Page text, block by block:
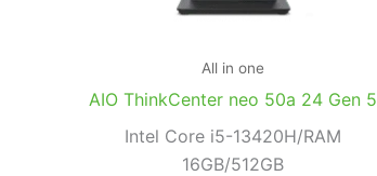
All in one
AIO ThinkCenter neo 50a 24 Gen 5
Intel Core i5-13420H/RAM
16GB/512GB